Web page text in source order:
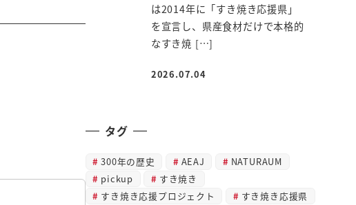
は2014年に「すき焼き応援県」
を宣言し、県産食材だけで本格的
なすき焼 […]
投稿日
2026.07.04
タグ
300年の歴史 AEAJ
NATURAUM
pickup
すき焼き
すき焼き応援プロジェクト
すき焼き応援県